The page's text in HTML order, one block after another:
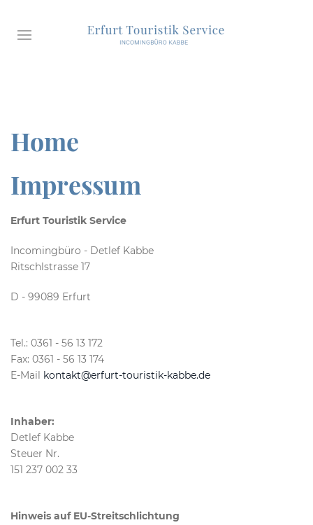
Home
Impressum
Erfurt Touristik Service
Incomingbüro - Detlef Kabbe
Ritschlstrasse 17
D - 99089 Erfurt
Tel.: 0361 - 56 13 172
Fax: 0361 - 56 13 174
E-Mail kontakt@erfurt-touristik-kabbe.de
Inhaber:
Detlef Kabbe
Steuer Nr.
151 237 002 33
Hinweis auf EU-Streitschlichtung